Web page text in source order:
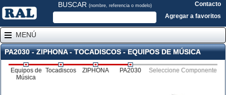
BUSCAR (nombre, referencia o modelo)
Contacto
Agregar a favoritos
MENÚ
PA2030 - ZIPHONA - TOCADISCOS - EQUIPOS DE MÚSICA
Equipos de
Música
Tocadiscos ZIPHONA PA2030 Seleccione Componente